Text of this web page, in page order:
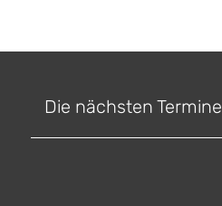
Die nächsten Termine